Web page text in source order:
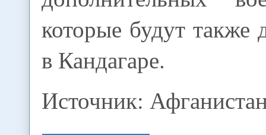
которые будут также
в Кандагаре.
Источник: